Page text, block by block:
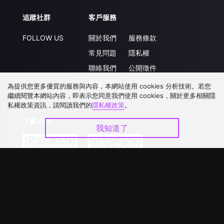
追蹤社群
FOLLOW US
客戶服務
關於我們
常見問題
聯絡我們
升級VIP
服務條款
隱私權
公開徵件
合作洽談
下載 APP
為提供您更多優質的服務與內容，本網站使用 cookies 分析技術。若您
繼續閱覽本網站內容，即表示您同意我們使用 cookies，關於更多相關隱
私權政策資訊，請閱讀我們的隱私權政策。
我知道了